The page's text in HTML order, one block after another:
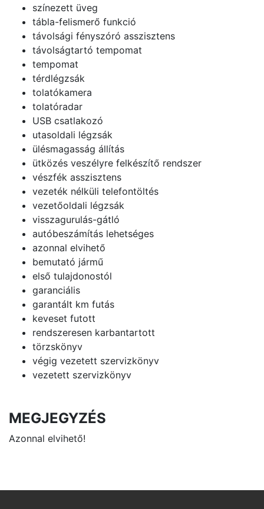
színezett üveg
tábla-felismerő funkció
távolsági fényszóró asszisztens
távolságtartó tempomat
tempomat
térdlégzsák
tolatókamera
tolatóradar
USB csatlakozó
utasoldali légzsák
ülésmagasság állítás
ütközés veszélyre felkészítő rendszer
vészfék asszisztens
vezeték nélküli telefontöltés
vezetőoldali légzsák
visszagurulás-gátló
autóbeszámítás lehetséges
azonnal elvihető
bemutató jármű
első tulajdonostól
garanciális
garantált km futás
keveset futott
rendszeresen karbantartott
törzskönyv
végig vezetett szervizkönyv
vezetett szervizkönyv
MEGJEGYZÉS
Azonnal elvihető!